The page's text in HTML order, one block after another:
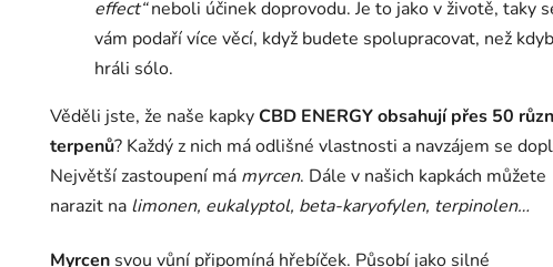
effect“neboli účinek doprovodu. Je to jako v životě, taky
vám podaří více věcí, když budete spolupracovat, než
hráli sólo.
Věděli jste, že naše kapkyCBD ENERGY obsahují přes 50
terpenů? Každý z nich má odlišné vlastnosti a navzájem se
Největší zastoupení má myrcen. Dále v našich kapkách můžete
narazit na limonen, eukalyptol, beta-karyofylen, terpinolen…
Myrcen svou vůní připomíná hřebíček. Působí jako silné